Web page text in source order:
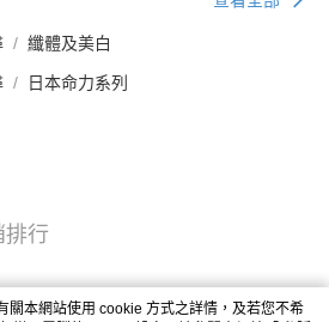
纖體及美白
日本命力系列
排行
關本網站使用 cookie 方式之詳情，及若您不希